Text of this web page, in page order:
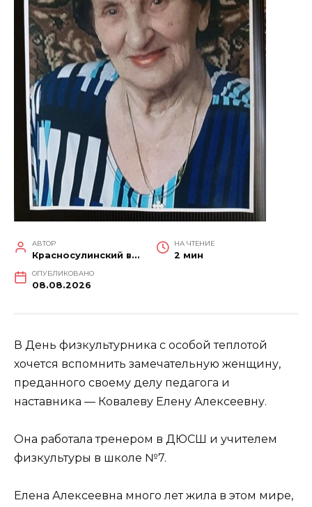
АВТОР
Красносулинский вестник
НА ЧТЕНИЕ
2 мин
ОПУБЛИКОВАНО
08.08.2026
В День физкультурника с особой теплотой
хочется вспомнить замечательную женщину,
преданного своему делу педагога и
наставника — Ковалеву Елену Алексеевну.
Она работала тренером в ДЮСШ и учителем
физкультуры в школе №7.
Елена Алексеевна много лет жила в этом мире,